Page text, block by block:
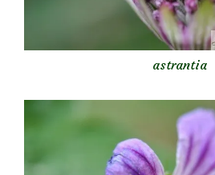
astrantia